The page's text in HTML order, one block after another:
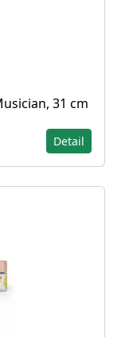
31 cm
Detail